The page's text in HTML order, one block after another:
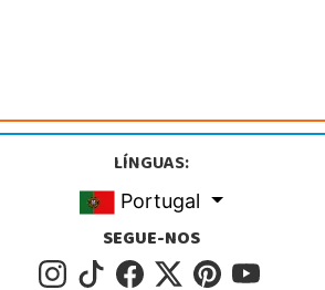
LÍNGUAS:
Portugal
SEGUE-NOS